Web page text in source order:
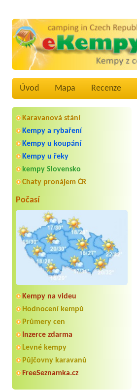
Úvod Mapa Recenze
Karavanová stání
Kempy a rybaření
Kempy u koupání
Kempy u řeky
kempy Slovensko
Chaty pronájem ČR
Počasí
Kempy na videu
Hodnocení kempů
Průmery cen
Inzerce zdarma
Levné kempy
Půjčovny karavanů
FreeSeznamka.cz